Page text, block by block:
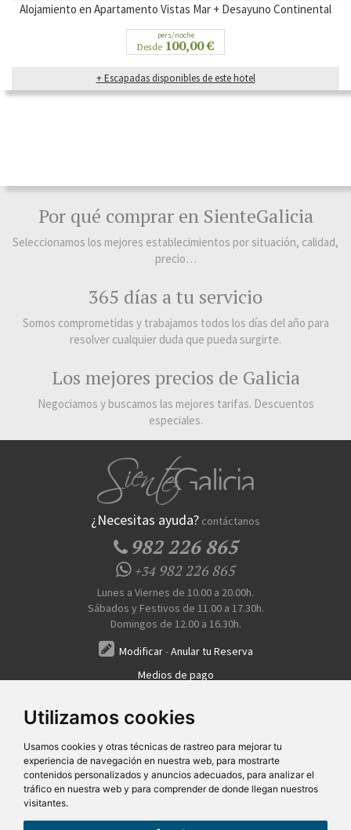
Utilizamos cookies
Usamos cookies y otras técnicas de rastreo para mejorar tu
experiencia de navegación en nuestra web, para mostrarte
contenidos personalizados y anuncios adecuados, para analizar el
tráfico en nuestra web y para comprender de donde llegan nuestros
visitantes.
Alojamiento en Apartamento Vistas Mar + Desayuno Continental
pers/noche
Desde 100,00 €
+ Escapadas disponibles de este hotel
Por qué comprar en SienteGalicia
Seleccionamos los mejores establecimientos por situación, calidad,
precio…
365 días a tu servicio
Somos comprometidas y trabajamos todos los días del año para
resolver cualquier duda que pueda surgirte.
Los mejores precios de Galicia
Negociamos y buscamos las mejores tarifas. Descuentos
especiales.
¿Necesitas ayuda? contáctanos
982 226 865
+34982 226 865
Lunes a Viernes de 10.00 a 20.00h.
Sábados y Festivos de 11.00 a 17.30h.
Domingos de 12.00 a 16.30h.
Modificar-Anular tu Reserva
Medios de pago
Quiénes Somos
sobre cookies|Ayudas